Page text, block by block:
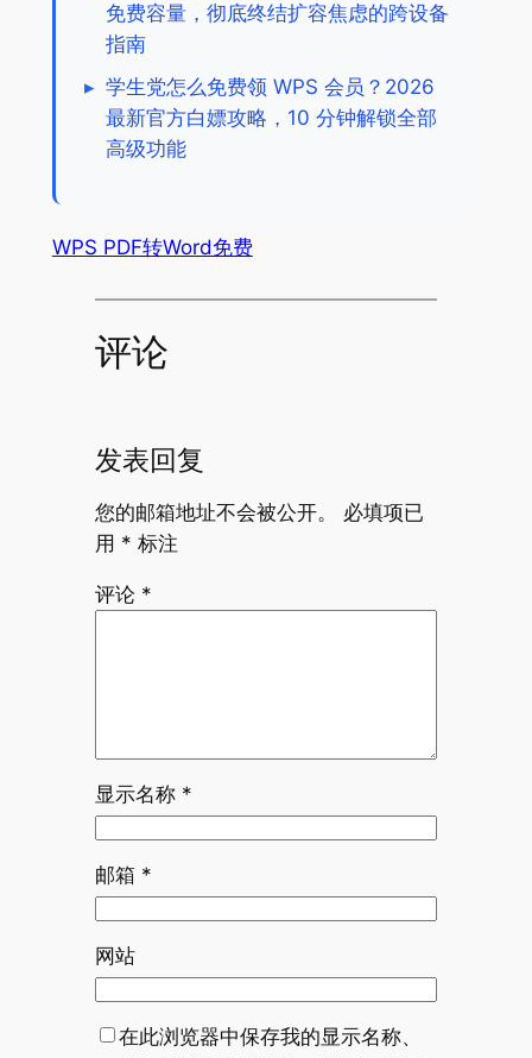
免费容量，彻底终结扩容焦虑的跨设备
指南
▸ 学生党怎么免费领 WPS 会员？2026
最新官方白嫖攻略，10 分钟解锁全部
高级功能
WPS PDF转Word免费
评论
发表回复
您的邮箱地址不会被公开。
必填项已
用 * 标注
评论 *
显示名称 *
邮箱 *
网站
在此浏览器中保存我的显示名称、